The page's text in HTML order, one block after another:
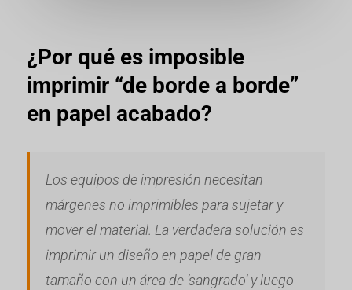
¿Por qué es imposible
imprimir “de borde a borde”
en papel acabado?
Los equipos de impresión necesitan
márgenes no imprimibles para sujetar y
mover el material. La verdadera solución es
imprimir un diseño en papel de gran
tamaño con un área de ‘sangrado’ y luego